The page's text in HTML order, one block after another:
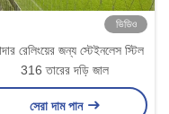
ভিডিও
রেলিংয়ের জন্য স্টেইনলেস স্টিল
316 তারের দড়ি জাল
সেরা দাম পান